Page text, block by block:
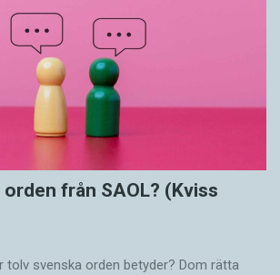
från SAOL? (Kviss
tolv svenska orden betyder? Dom rätta